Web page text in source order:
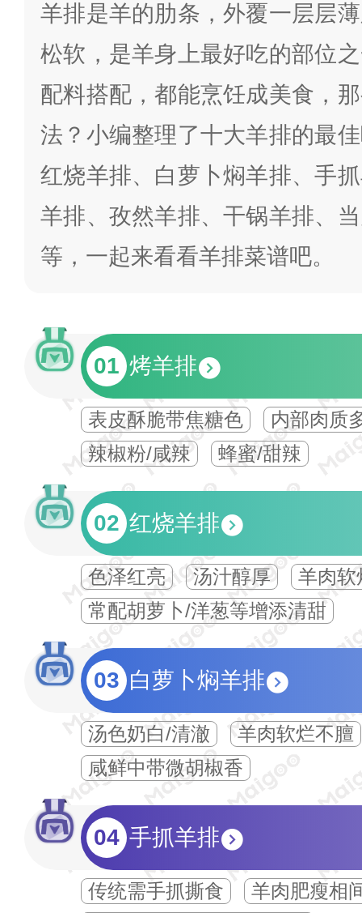
羊排是羊的肋条，外覆一层层
松软，是羊身上最好吃的部位
配料搭配，都能烹饪成美食，
法？小编整理了十大羊排的最
红烧羊排、白萝卜焖羊排、手
羊排、孜然羊排、干锅羊排、
等，一起来看看羊排菜谱吧。
01 烤羊排
表皮酥脆带焦糖色
内部肉质
辣椒粉/咸辣
蜂蜜/甜辣
02 红烧羊排
色泽红亮 汤汁醇厚
羊肉软
常配胡萝卜/洋葱等增添清甜
03 白萝卜焖羊排
汤色奶白/清澈
羊肉软烂不膻
咸鲜中带微胡椒香
04 手抓羊排
传统需手抓撕食
羊肉肥瘦相